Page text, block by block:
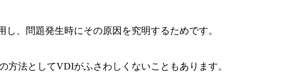
、問題発生時にその原因を究明するためです。
法としてVDIがふさわしくないこともあります。